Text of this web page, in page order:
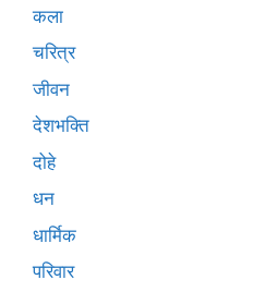
कला
चरित्र
जीवन
देशभक्ति
दोहे
धन
धार्मिक
परिवार